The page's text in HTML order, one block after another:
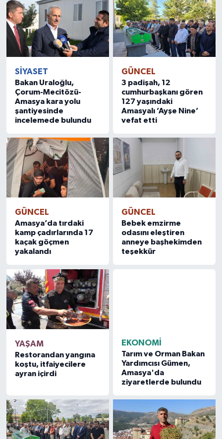
SİYASET
Bakan Uraloğlu,
Çorum-Mecitözü-
Amasya kara yolu
şantiyesinde
incelemede bulundu
GÜNCEL
3 padişah, 12
cumhurbaşkanı gören
127 yaşındaki
Amasyalı ’Ayşe Nine’
vefat etti
GÜNCEL
Amasya’da tırdaki
kamp çadırlarında 17
kaçak göçmen
yakalandı
GÜNCEL
Bebek emzirme
odasını eleştiren
anneye başhekimden
teşekkür
YAŞAM
Restorandan yangına
koştu, itfaiyecilere
ayran içirdi
EKONOMİ
Tarım ve Orman Bakan
Yardımcısı Gümen,
Amasya'da
ziyaretlerde bulundu